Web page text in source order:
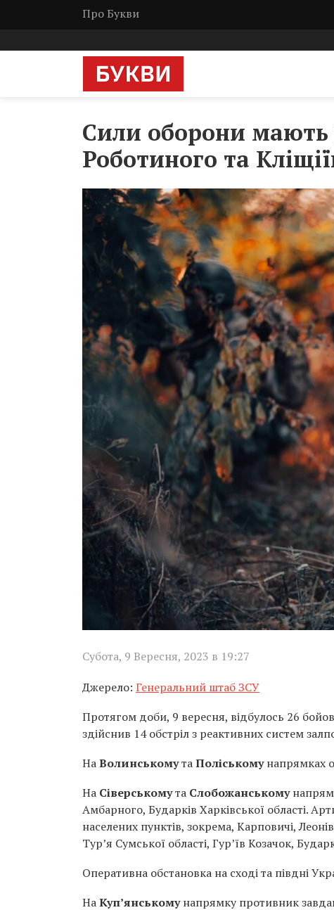
Про Букви
Сили оборони мають
Роботиного та
Субота, 9 Вересня, 2023 в 19:27
Джерело: Генеральний штаб ЗСУ
Протягом доби, 9 вересня, відбулось 26
здійснив 14 обстріл з реактивних систем
НаВолинськомутаПоліськомунапрямках
На Сіверськомута Слобожанському
Амбарного, Бударків Харківської області.
населених пунктів, зокрема, Карповичі,
Тур’я Сумської області, Гур’їв Козачок,
Оперативна обстановка на сході та півдні
НаКуп’янськомунапрямку противник